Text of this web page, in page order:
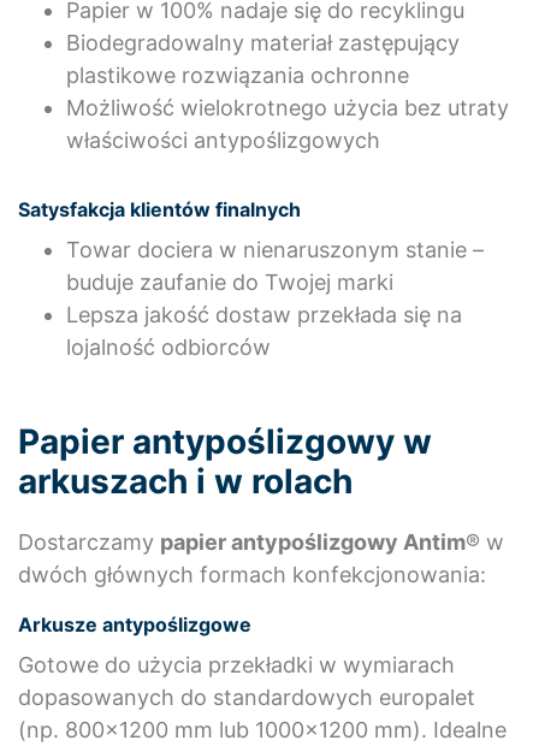
Papier w 100% nadaje się do recyklingu
Biodegradowalny materiał zastępujący
plastikowe rozwiązania ochronne
Możliwość wielokrotnego użycia bez utraty
właściwości antypoślizgowych
Satysfakcja klientów finalnych
Towar dociera w nienaruszonym stanie –
buduje zaufanie do Twojej marki
Lepsza jakość dostaw przekłada się na
lojalność odbiorców
Papier antypoślizgowy w
arkuszach i w rolach
Dostarczamy papier antypoślizgowy Antim® w
dwóch głównych formach konfekcjonowania:
Arkusze antypoślizgowe
Gotowe do użycia przekładki w wymiarach
dopasowanych do standardowych europalet
(np. 800×1200 mm lub 1000×1200 mm). Idealne